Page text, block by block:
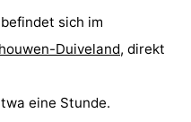
befindet sich im
Duiveland, direkt
eine Stunde.